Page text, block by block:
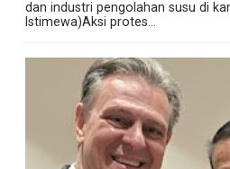
dan industri pengolahan susu di
Istimewa)Aksi protes...